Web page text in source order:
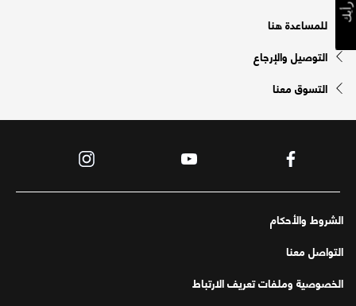
للمساعدة هنا
التوصيل والإرجاع
التسوق معنا
الشروط والأحكام
التواصل معنا
الخصوصية وملفات تعريف الارتباط
رأيك